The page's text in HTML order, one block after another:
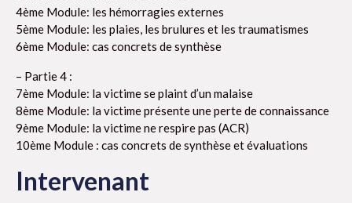
4ème Module: les hémorragies externes
5ème Module: les plaies, les brulures et les traumatismes
6ème Module: cas concrets de synthèse
– Partie 4 :
7ème Module: la victime se plaint d’un malaise
8ème Module: la victime présente une perte de connaissance
9ème Module: la victime ne respire pas (ACR)
10ème Module : cas concrets de synthèse et évaluations
Intervenant